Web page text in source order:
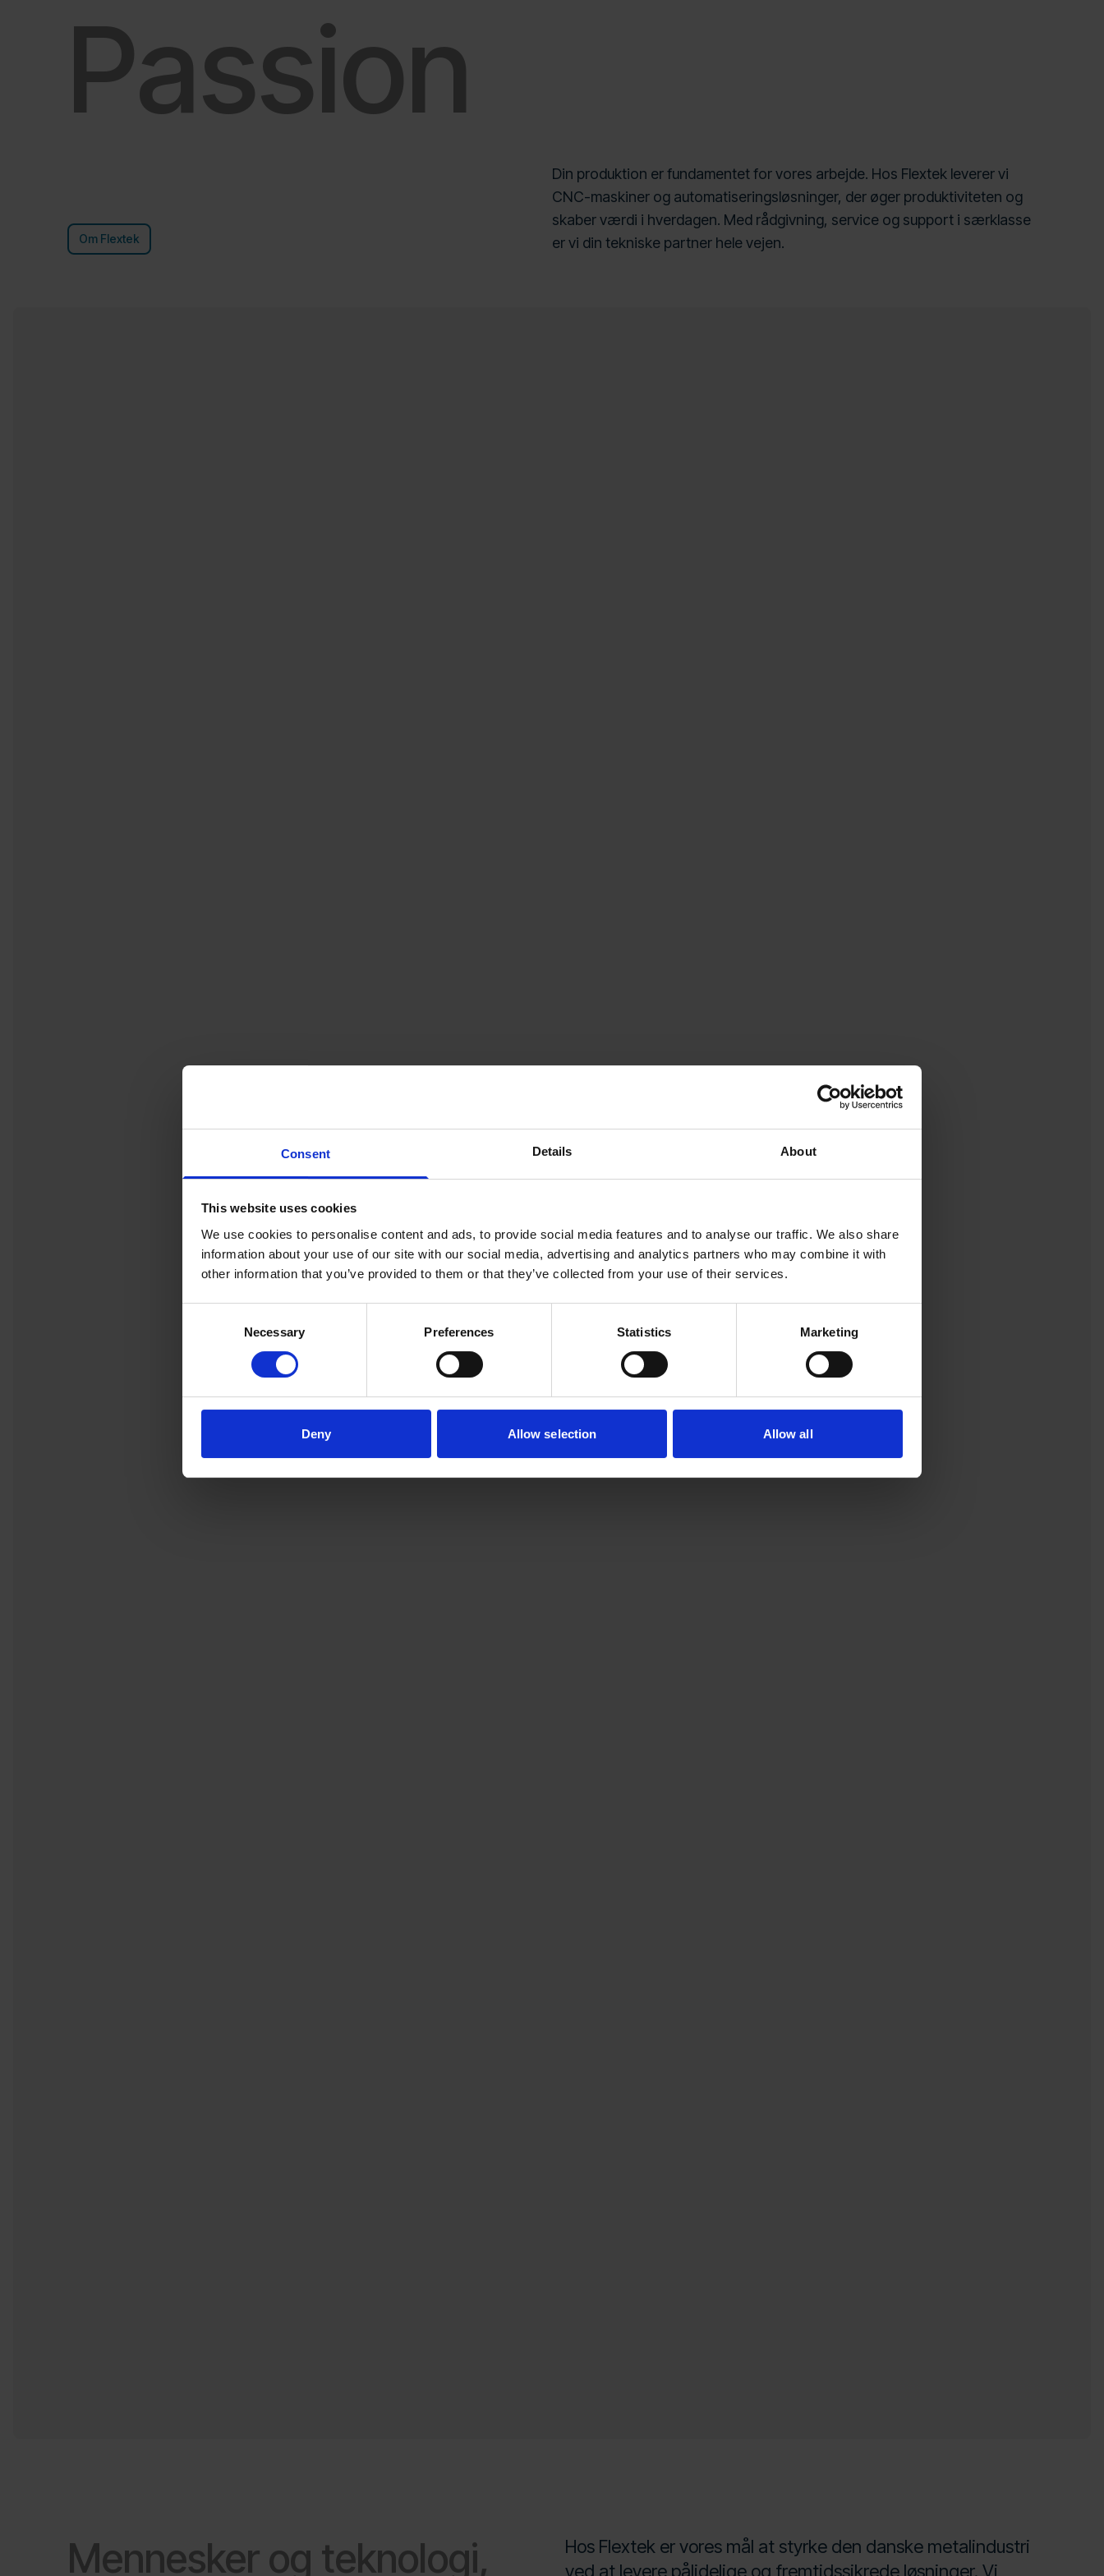
Consent Details About
This website uses cookies
We use cookies to personalise content and ads, to provide social media features and to analyse our traffic. We also share
information about your use of our site with our social media, advertising and analytics partners who may combine it with
other information that you’ve provided to them or that they’ve collected from your use of their services.
Necessary Preferences Statistics Marketing
Deny Allow selection Allow all
Passion
Din produktion er fundamentet for vores arbejde. Hos Flextek leverer vi
CNC-maskiner og automatiseringsløsninger, der øger produktiviteten og
skaber værdi i hverdagen. Med rådgivning, service og support i særklasse
er vi din tekniske partner hele vejen.
Om Flextek
Mennesker og teknologi,
Hos Flextek er vores mål at styrke den danske metalindustri
ved at levere pålidelige og fremtidssikrede løsninger. Vi